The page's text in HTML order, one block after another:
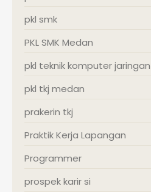
pkl smk
PKL SMK Medan
pkl teknik komputer jaringan
pkl tkj medan
prakerin tkj
Praktik Kerja Lapangan
Programmer
prospek karir si